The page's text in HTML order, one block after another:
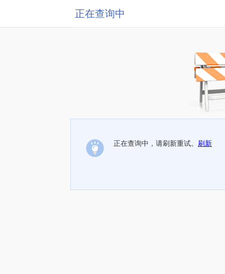
正在查询中
正在查询中，请刷新重试。 刷新